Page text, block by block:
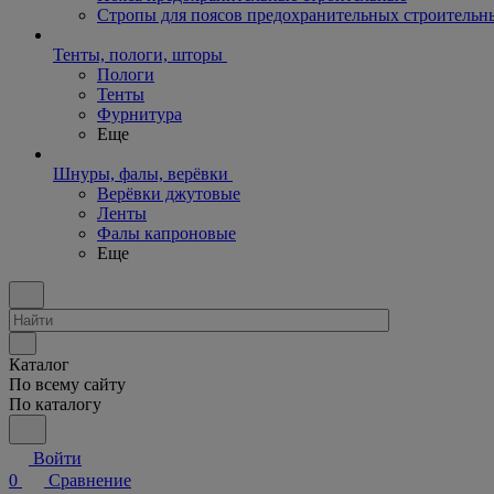
Стропы для поясов предохранительных
Тенты, пологи, шторы
Пологи
Тенты
Фурнитура
Еще
Шнуры, фалы, верёвки
Верёвки джутовые
Ленты
Фалы капроновые
Еще
Каталог
По всему сайту
По каталогу
Войти
0
Сравнение